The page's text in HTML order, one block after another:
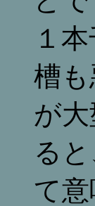
１
槽
が
る
て